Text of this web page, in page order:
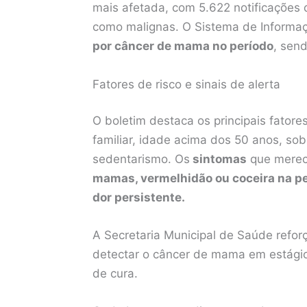
mais afetada, com 5.622 notificações
como malignas. O Sistema de
por câncer de mama no período,
Fatores de risco e sinais de alerta
O boletim destaca os principais
familiar, idade acima dos 50 anos,
sedentarismo. Os sintomas que
mamas, vermelhidão ou coceira na
dor persistente.
A Secretaria Municipal de Saúde
detectar o câncer de mama em
de cura.